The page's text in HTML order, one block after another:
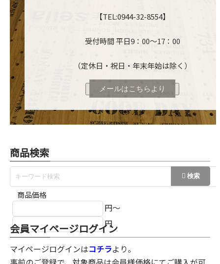
【TEL:0944-32-8554】
受付時間 平日9：00～17：00
（定休日・祝日・年末年始は除く）
メールはこちらより
商品検索
商品価格
円～
円
会員マイページログイン
マイページログインはコチラより。